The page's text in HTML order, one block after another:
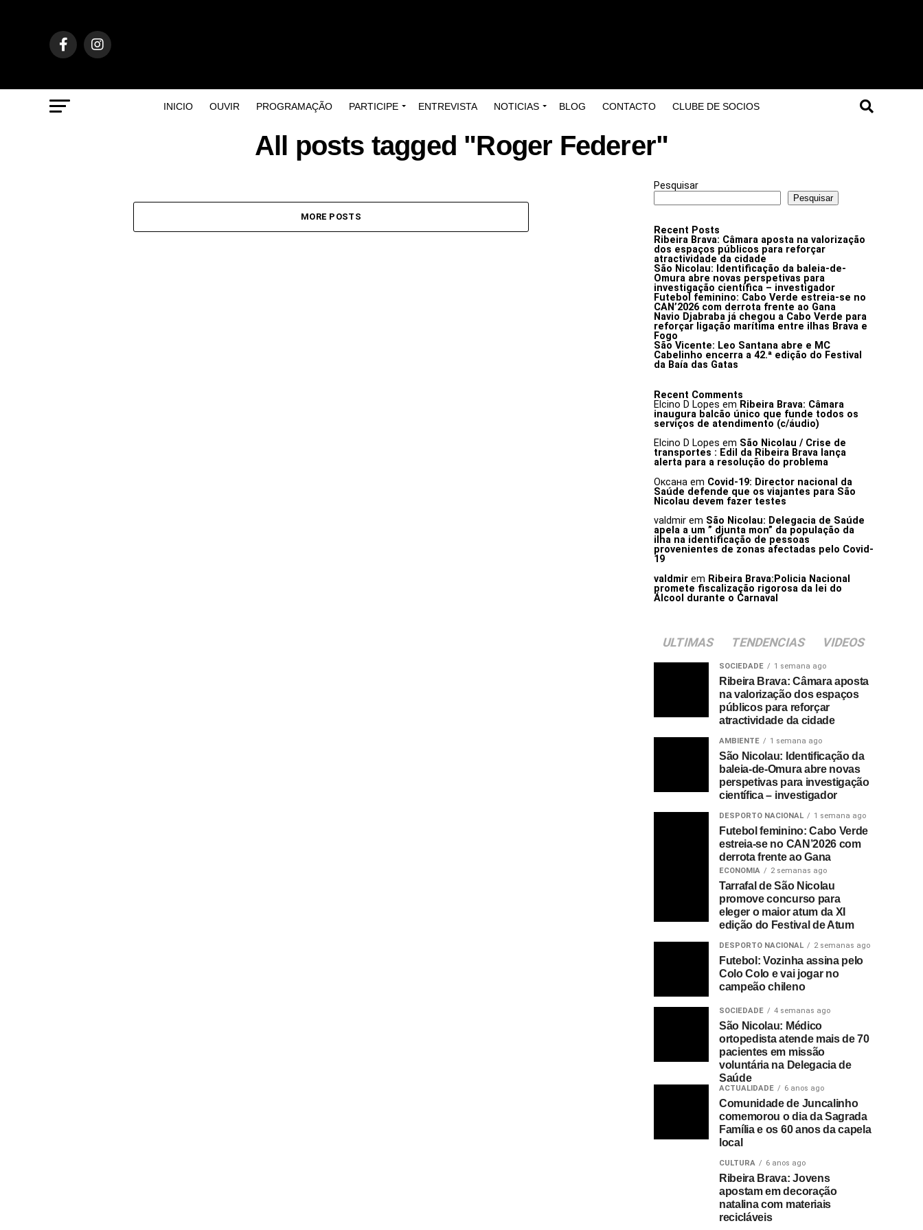
INICIO OUVIR PROGRAMAÇÃO PARTICIPE ENTREVISTA NOTICIAS BLOG CONTACTO CLUBE DE SOCIOS
All posts tagged "Roger Federer"
MORE POSTS
Pesquisar
Pesquisar
Recent Posts
Ribeira Brava: Câmara aposta na valorização
dos espaços públicos para reforçar
atractividade da cidade
São Nicolau: Identificação da baleia-de-
Omura abre novas perspetivas para
investigação científica – investigador
Futebol feminino: Cabo Verde estreia-se no
CAN’2026 com derrota frente ao Gana
Navio Djabraba já chegou a Cabo Verde para
reforçar ligação marítima entre ilhas Brava e
Fogo
São Vicente: Leo Santana abre e MC
Cabelinho encerra a 42.ª edição do Festival
da Baía das Gatas
Recent Comments
Elcino D Lopes em Ribeira Brava: Câmara
inaugura balcão único que funde todos os
serviços de atendimento (c/áudio)
Elcino D Lopes em São Nicolau / Crise de
transportes : Edil da Ribeira Brava lança
alerta para a resolução do problema
Оксана em Covid-19: Director nacional da
Saúde defende que os viajantes para São
Nicolau devem fazer testes
valdmir em São Nicolau: Delegacia de Saúde
apela a um ” djunta mon” da população da
ilha na identificação de pessoas
provenientes de zonas afectadas pelo Covid-
19
valdmir em Ribeira Brava:Policia Nacional
promete fiscalização rigorosa da lei do
Álcool durante o Carnaval
ULTIMAS TENDENCIAS VIDEOS
SOCIEDADE 1 semana ago
Ribeira Brava: Câmara aposta
na valorização dos espaços
públicos para reforçar
atractividade da cidade
AMBIENTE 1 semana ago
São Nicolau: Identificação da
baleia-de-Omura abre novas
perspetivas para investigação
científica – investigador
DESPORTO NACIONAL 1 semana ago
Futebol feminino: Cabo Verde
estreia-se no CAN’2026 com
derrota frente ao Gana
ECONOMIA 2 semanas ago
Tarrafal de São Nicolau
promove concurso para
eleger o maior atum da XI
edição do Festival de Atum
DESPORTO NACIONAL 2 semanas ago
Futebol: Vozinha assina pelo
Colo Colo e vai jogar no
campeão chileno
SOCIEDADE 4 semanas ago
São Nicolau: Médico
ortopedista atende mais de 70
pacientes em missão
voluntária na Delegacia de
Saúde
ACTUALIDADE 6 anos ago
Comunidade de Juncalinho
comemorou o dia da Sagrada
Família e os 60 anos da capela
local
CULTURA 6 anos ago
Ribeira Brava: Jovens
apostam em decoração
natalina com materiais
recicláveis